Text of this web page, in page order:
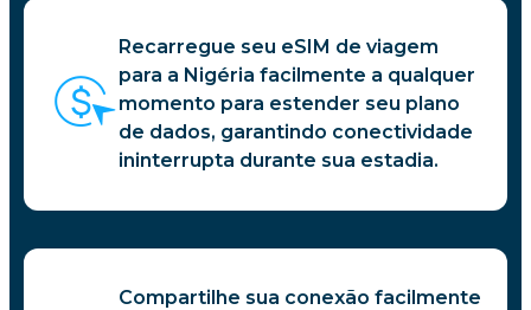
Recarregue seu eSIM de viagem
para a Nigéria facilmente a qualquer
momento para estender seu plano
de dados, garantindo conectividade
ininterrupta durante sua estadia.
Compartilhe sua conexão facilmente